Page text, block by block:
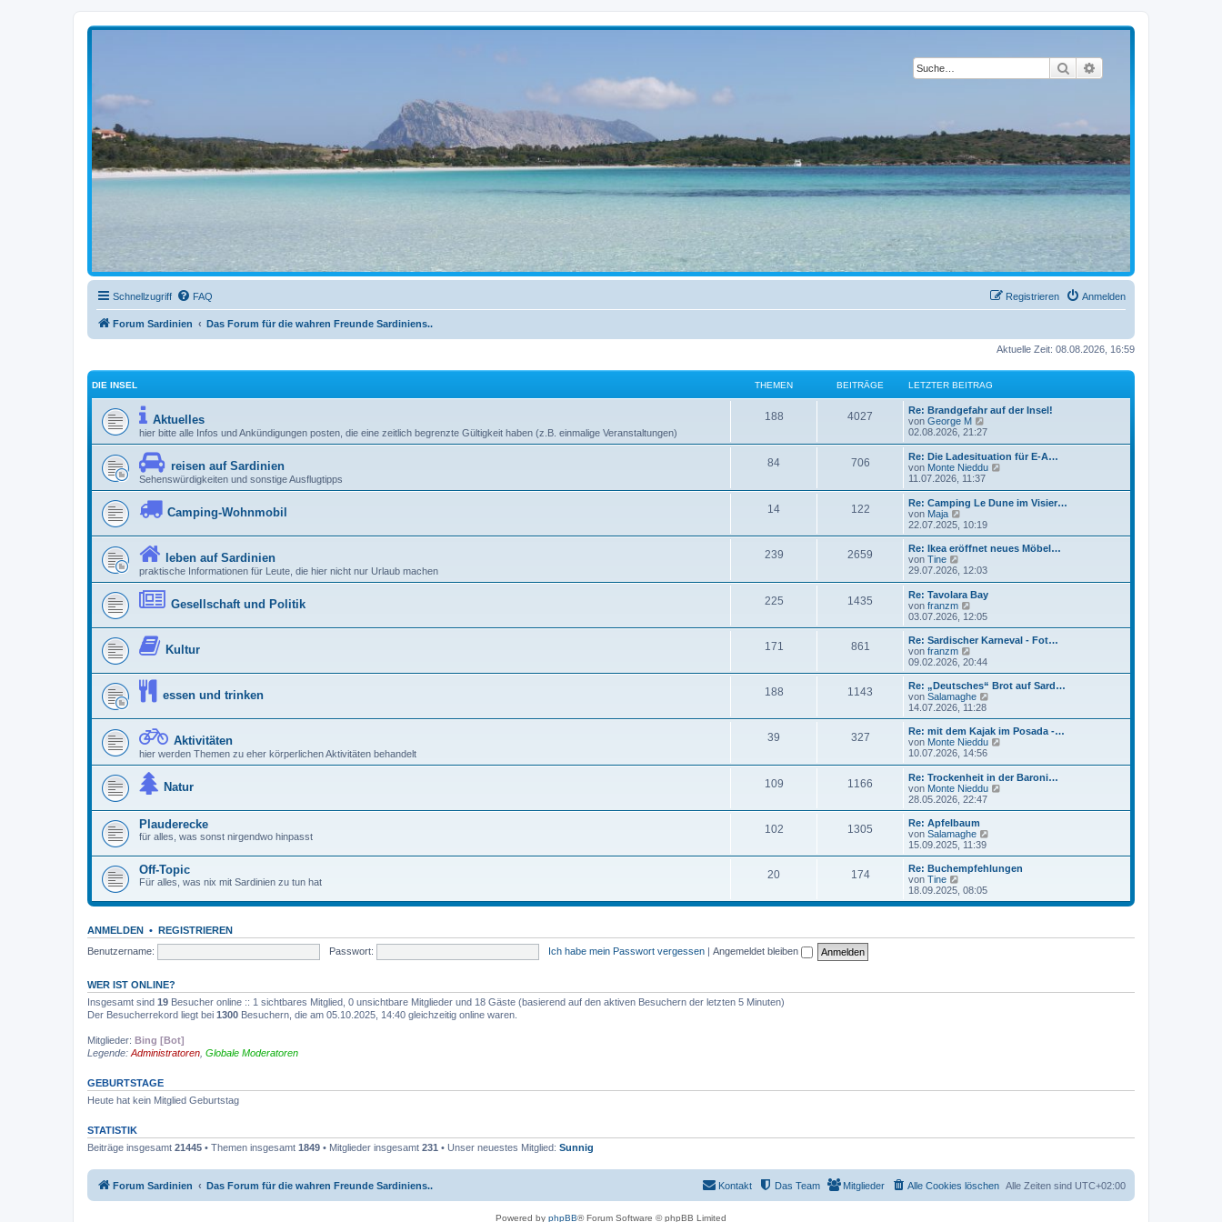
Suche
Schnellzugriff FAQ Anmelden
Registrieren
Forum Sardinien Das Forum für die wahren Freunde Sardiniens..
Aktuelle Zeit: 08.08.2026, 16:59
DIE INSEL THEMEN BEITRÄGE LETZTER BEITRAG
Aktuelles
hier bitte alle Infos und Ankündigungen posten, die eine zeitlich begrenzte Gültigkeit haben (z.B. einmalige Veranstaltungen)
188 4027
Re: Brandgefahr auf der Insel!
von George M
e
u
e
s
t
B
i
t
r
g
02.08.2026, 21:27
reisen auf Sardinien
Sehenswürdigkeiten und sonstige Ausflugtipps
84 706
Re: Die Ladesituation für E-A…
von Monte Nieddu
u
e
s
B
t
11.07.2026, 11:37
Camping-Wohnmobil 14 122
Re: Camping Le Dune im Visier…
von Maja
e
u
e
t
B
e
t
r
a
g
22.07.2025, 10:19
leben auf Sardinien
praktische Informationen für Leute, die hier nicht nur Urlaub machen
239 2659
Re: Ikea eröffnet neues Möbel…
von Tine
e
u
e
s
t
e
r
B
e
t
r
a
g
29.07.2026, 12:03
Gesellschaft und Politik 225 1435
Re: Tavolara Bay
von franzm
e
u
e
t
B
e
i
r
a
g
03.07.2026, 12:05
Kultur 171 861
Re: Sardischer Karneval - Fot…
von franzm
e
u
e
s
t
r
B
e
i
t
r
a
g
09.02.2026, 20:44
essen und trinken 188 1143
Re: „Deutsches“ Brot auf Sard…
von Salamaghe
u
e
s
B
e
14.07.2026, 11:28
Aktivitäten
hier werden Themen zu eher körperlichen Aktivitäten behandelt
39 327
Re: mit dem Kajak im Posada -…
von Monte Nieddu
u
e
s
r
10.07.2026, 14:56
Natur 109 1166
Re: Trockenheit in der Baroni…
von Monte Nieddu
u
B
t
g
28.05.2026, 22:47
Plauderecke
für alles, was sonst nirgendwo hinpasst
102 1305
Re: Apfelbaum
von Salamaghe
u
e
r
i
15.09.2025, 11:39
Off-Topic
Für alles, was nix mit Sardinien zu tun hat
20 174
Re: Buchempfehlungen
von Tine
e
u
18.09.2025, 08:05
ANMELDEN • REGISTRIEREN
Benutzername:
Passwort: Ich habe mein Passwort vergessen | Angemeldet bleiben
WER IST ONLINE?
Insgesamt sind 19 Besucher online :: 1 sichtbares Mitglied, 0 unsichtbare Mitglieder und 18 Gäste (basierend auf den aktiven Besuchern der letzten 5 Minuten)
Der Besucherrekord liegt bei 1300 Besuchern, die am 05.10.2025, 14:40 gleichzeitig online waren.
Mitglieder: Bing [Bot]
Legende: Administratoren Globale Moderatoren
GEBURTSTAGE
Heute hat kein Mitglied Geburtstag
STATISTIK
Beiträge insgesamt 21445 • Themen insgesamt 1849 • Mitglieder insgesamt 231 • Unser neuestes Mitglied: Sunnig
Forum Sardinien Das Forum für die wahren Freunde Sardiniens.. Alle Zeiten sind UTC+02:00
Alle Cookies löschen
Mitglieder
Das Team
Kontakt
Powered by phpBB® Forum Software © phpBB Limited